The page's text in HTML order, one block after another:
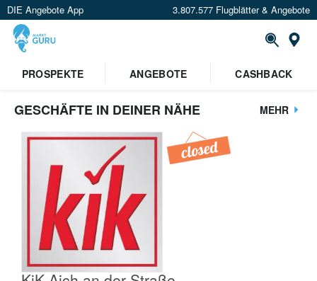
DIE Angebote App 3.807.577 Flugblätter & Angebote
PROSPEKTE
ANGEBOTE CASHBACK
GESCHÄFTE IN DEINER NÄHE MEHR